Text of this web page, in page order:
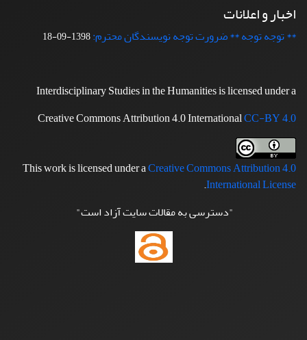
اخبار و اعلانات
** توجه توجه ** ضرورت توجه نویسندگان محترم:1398-09-18
Interdisciplinary Studies in the Humanities is licensed under a
Creative Commons Attribution 4.0 InternationalCC-BY 4.0
This work is licensed under aCreative Commons Attribution 4.0
International License
.
"دسترسی به مقالات سایت آزاد است"